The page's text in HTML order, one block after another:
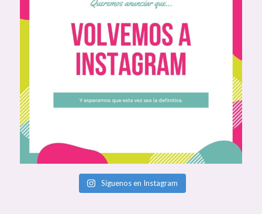
Síguenos en Instagram